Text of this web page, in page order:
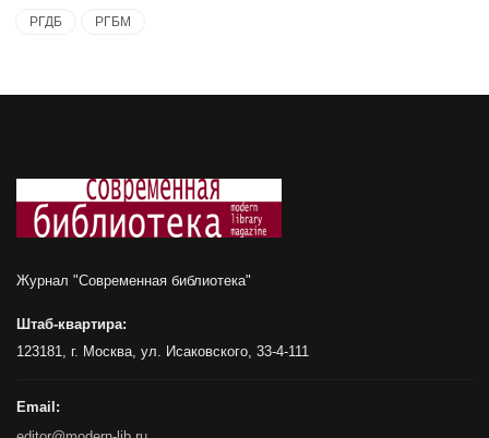
РГДБ РГБМ
Журнал "Современная библиотека"
Штаб-квартира:
123181, г. Москва, ул. Исаковского, 33-4-111
Email: